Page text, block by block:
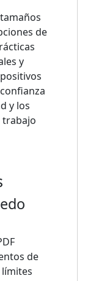
de
y
y los
trabajo
de